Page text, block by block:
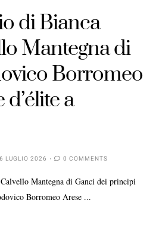
di Bianca
Mantegna di
Borromeo
a
6 LUGLIO 2026 0 COMMENTS
Mantegna di Ganci dei principi
Borromeo Arese ...